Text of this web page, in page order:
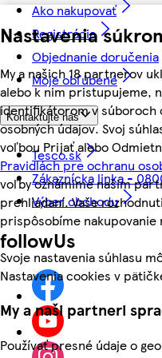
Nastavenia
My a našich 18 partnerov
alebo k nim pristupujeme,
identifikátorom v súboroch
osobných údajov. Svoj
voľbou Prijať alebo
Pravidlách pre ochranu
voľby oznámime našim
prehliadaní. Vaše
prispôsobíme nakupovanie
Svoje nastavenia súhlasu
Nastavenia cookies v
My a naši partneri
Používať presné údaje o
Ako nakupovať
Registrácia
Objednanie doručenia
Moje obľúbené
Kontaktujte nás
Tesco.sk
Zákaznícka linka -
Výber obchodu
followUs